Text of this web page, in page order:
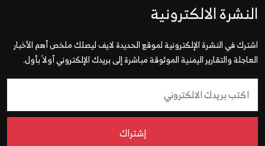
النشرة الالكترونية
اشترك في النشرة الإلكترونية لموقع الحديدة لايف ليصلك ملخص أهم الأخبار
العاجلة والتقارير اليمنية الموثوقة مباشرة إلى بريدك الإلكتروني أولاً بأول.
إشتراك